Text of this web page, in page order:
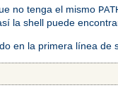
no tenga el mismo
la shell puede
en la primera línea de